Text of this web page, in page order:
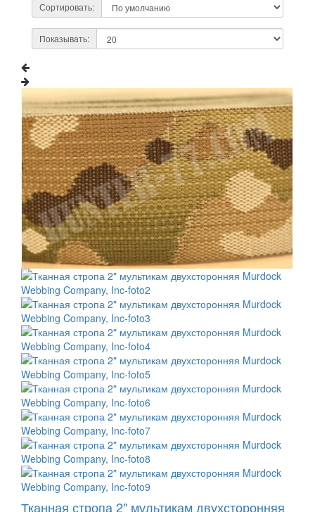
Сортировать:
Показывать:
Тканная стропа 2" мультикам двухсторонняя